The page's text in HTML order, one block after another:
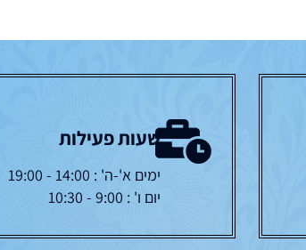
שעות פעילות
ימים א'-ה' : 14:00 - 19:00
יום ו' : 9:00 - 10:30